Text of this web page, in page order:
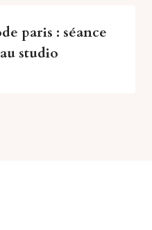
paris : séance
studio